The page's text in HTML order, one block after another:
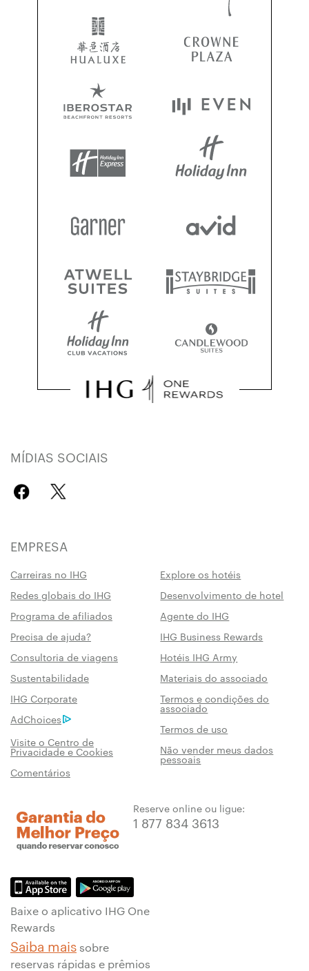
MÍDIAS SOCIAIS
EMPRESA
Carreiras no IHG
Explore os hotéis
Redes globais do IHG
Desenvolvimento de hotel
Programa de afiliados
Agente do IHG
Precisa de ajuda?
IHG Business Rewards
Consultoria de viagens
Hotéis IHG Army
Sustentabilidade
Materiais do associado
IHG Corporate
Termos e condições do
associado
AdChoices
Termos de uso
Visite o Centro de
Privacidade e Cookies Não vender meus dados
pessoais
Comentários
Reserve online ou ligue:
1 877 834 3613
Baixe o aplicativo IHG One
Rewards
Saiba mais sobre
reservas rápidas e prêmios